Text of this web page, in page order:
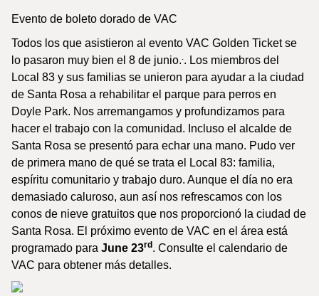
Evento de boleto dorado de VAC
Todos los que asistieron al evento VAC Golden Ticket se
lo pasaron muy bien el 8 de junio... Los miembros del
Local 83 y sus familias se unieron para ayudar a la ciudad
de Santa Rosa a rehabilitar el parque para perros en
Doyle Park. Nos arremangamos y profundizamos para
hacer el trabajo con la comunidad. Incluso el alcalde de
Santa Rosa se presentó para echar una mano. Pudo ver
de primera mano de qué se trata el Local 83: familia,
espíritu comunitario y trabajo duro. Aunque el día no era
demasiado caluroso, aun así nos refrescamos con los
conos de nieve gratuitos que nos proporcionó la ciudad de
Santa Rosa. El próximo evento de VAC en el área está
programado para June 23rd . Consulte el calendario de
VAC para obtener más detalles.